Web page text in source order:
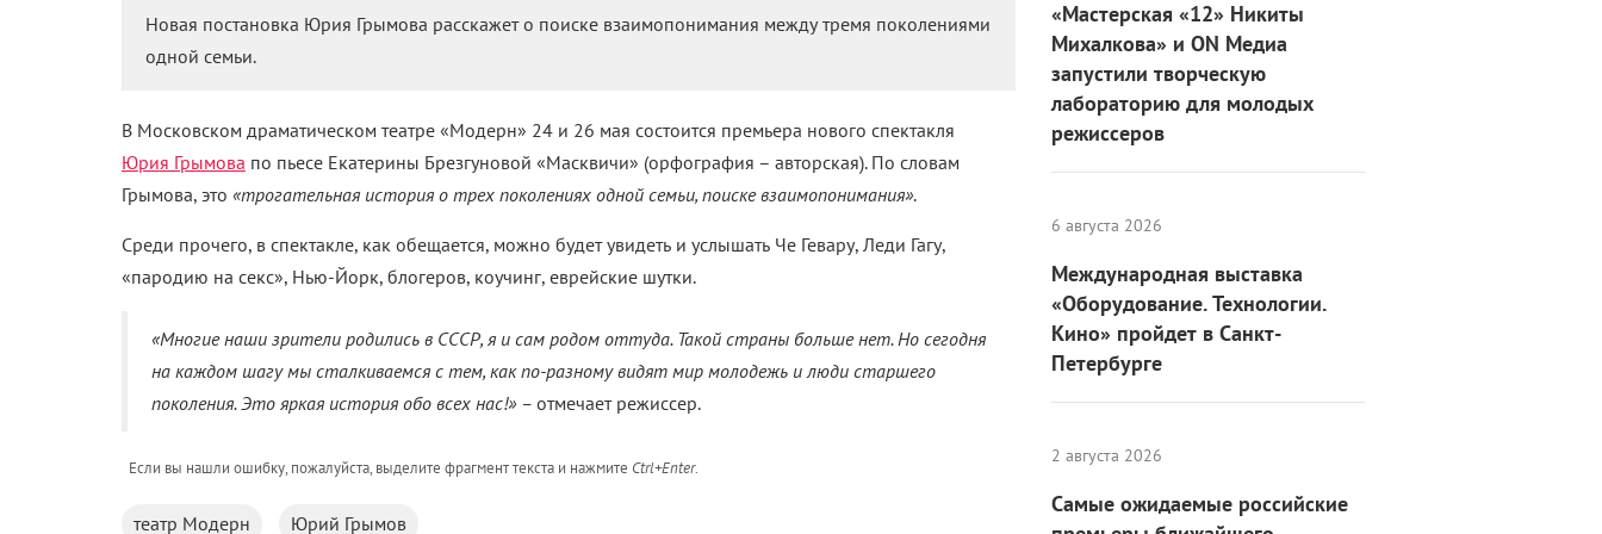
Новая постановка Юрия Грымова расскажет о поиске взаимопонимания между тремя поколениями
одной семьи.
В Московском драматическом театре «Модерн» 24 и 26 мая состоится премьера нового спектакля
Юрия Грымова по пьесе Екатерины Брезгуновой «Масквичи» (орфография – авторская). По словам
Грымова, это «трогательная история о трех поколениях одной семьи, поиске взаимопонимания».
Среди прочего, в спектакле, как обещается, можно будет увидеть и услышать Че Гевару, Леди Гагу,
«пародию на секс», Нью-Йорк, блогеров, коучинг, еврейские шутки.
«Многие наши зрители родились в СССР, я и сам родом оттуда. Такой страны больше нет. Но сегодня
на каждом шагу мы сталкиваемся с тем, как по-разному видят мир молодежь и люди старшего
поколения. Это яркая история обо всех нас!» – отмечает режиссер.
Если вы нашли ошибку, пожалуйста, выделите фрагмент текста и нажмите Ctrl+Enter.
театр Модерн Юрий Грымов
«Мастерская «12» Никиты
Михалкова» и ON Медиа
запустили творческую
лабораторию для молодых
режиссеров
6 августа 2026
Международная выставка
«Оборудование. Технологии.
Кино» пройдет в Санкт-
Петербурге
2 августа 2026
Самые ожидаемые российские